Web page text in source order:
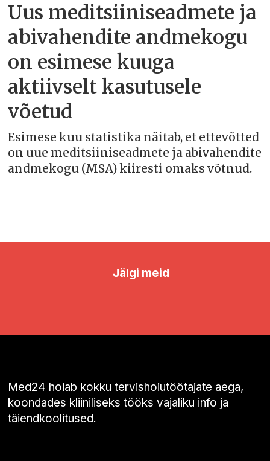
Uus meditsiiniseadmete ja
abivahendite andmekogu
on esimese kuuga
aktiivselt kasutusele
võetud
Esimese kuu statistika näitab, et ettevõtted
on uue meditsiiniseadmete ja abivahendite
andmekogu (MSA) kiiresti omaks võtnud.
Jälgi meid
Med24 hoiab kokku tervishoiutöötajate aega,
koondades kliiniliseks tööks vajaliku info ja
täiendkoolitused.